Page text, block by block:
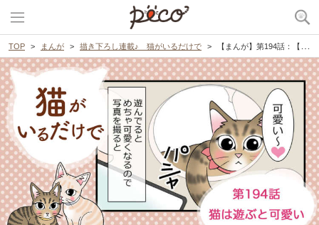
TOP まんが 描き下ろし連載♪ 猫がいるだけで 【まんが】第194話：【猫は遊ぶと可愛い】まんが描き下ろし連載♪ 猫がいるだけで（著者：暁龍）